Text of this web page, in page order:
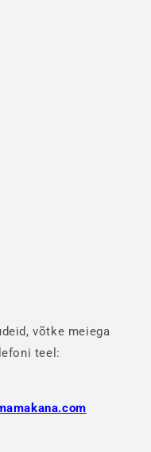
võtke meiega
teel: